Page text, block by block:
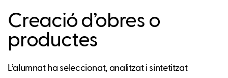
Creació d’obres o
productes
L’alumnat ha seleccionat, analitzat i sintetitzat